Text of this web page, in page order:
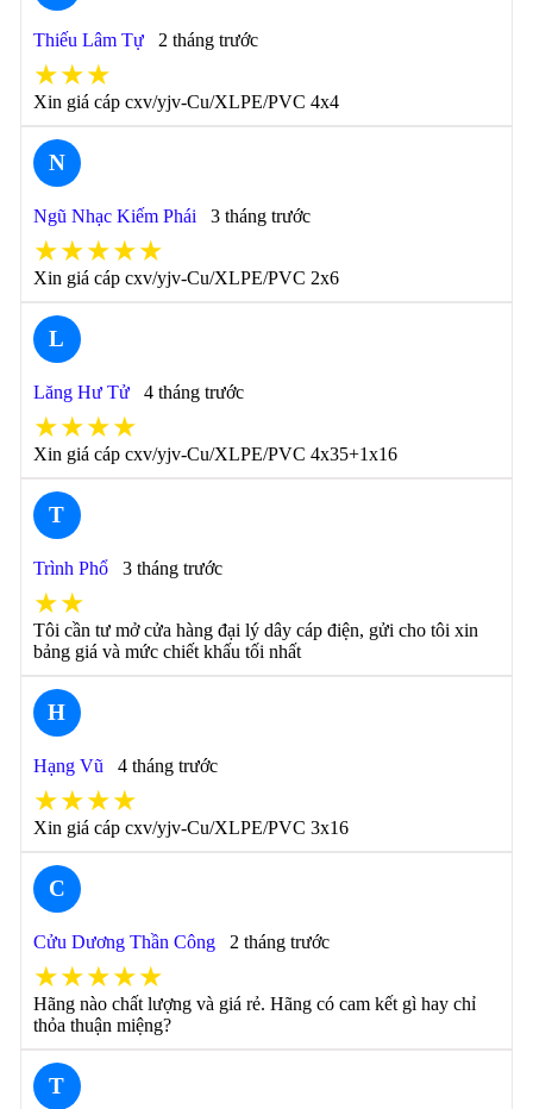
Thiếu Lâm Tự 2 tháng trước
★★★
Xin giá cáp cxv/yjv-Cu/XLPE/PVC 4x4
N
Ngũ Nhạc Kiếm Phái 3 tháng trước
★★★★★
Xin giá cáp cxv/yjv-Cu/XLPE/PVC 2x6
L
Lăng Hư Tử 4 tháng trước
★★★★
Xin giá cáp cxv/yjv-Cu/XLPE/PVC 4x35+1x16
T
Trình Phổ 3 tháng trước
★★
Tôi cần tư mở cửa hàng đại lý dây cáp điện, gửi cho tôi xin
bảng giá và mức chiết khấu tối nhất
H
Hạng Vũ 4 tháng trước
★★★★
Xin giá cáp cxv/yjv-Cu/XLPE/PVC 3x16
C
Cửu Dương Thần Công 2 tháng trước
★★★★★
Hãng nào chất lượng và giá rẻ. Hãng có cam kết gì hay chỉ
thỏa thuận miệng?
T